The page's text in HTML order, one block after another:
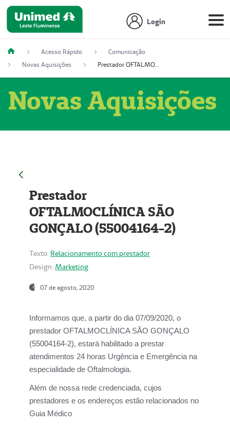
Login
Acesso Rápido
Comunicação
Novas Aquisições
Prestador OFTALMOCLÍNICA SÃO GONÇALO (55004164-2)
Novas Aquisições
Prestador
OFTALMOCLÍNICA SÃO
GONÇALO (55004164-2)
Texto: Relacionamento com prestador
Design: Marketing
07 de agosto, 2020
Informamos que, a partir do dia07/09/2020, o
prestador OFTALMOCLÍNICA SÃO GONÇALO
(55004164-2), estará habilitado a prestar
atendimentos 24 horas Urgência e Emergência na
especialidade de Oftalmologia.
Além de nossa rede credenciada, cujos
prestadores e os endereços estão relacionados no
Guia Médico